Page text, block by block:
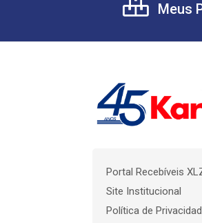
Meus
Portal Recebíveis
Site Institucional
Política de